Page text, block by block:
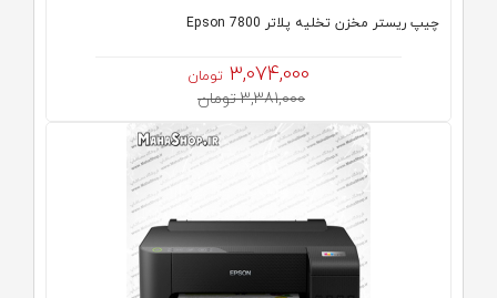
چیپ ریستر مخزن تخلیه پلاتر Epson 7800
3,074,000 تومان
3,381,000 تومان